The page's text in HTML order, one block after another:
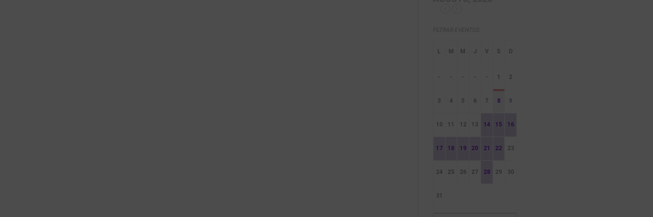
- - - - - 1 2
3 4 5 6 7 8 9
10 11 12 13 14 15 16
17 18 19 20 21 22 23
24 25 26 27 28 29 30
31